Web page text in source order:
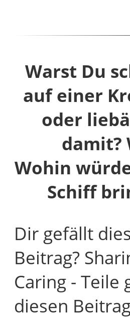
Warst Du
auf einer
oder
damit?
Wohin
Schiff
Dir gefällt
Beitrag?
Caring - Teile
diesen